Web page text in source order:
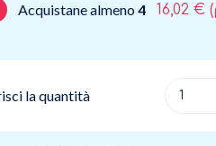
Acquistane almeno 4 16,02 €
la quantità 1